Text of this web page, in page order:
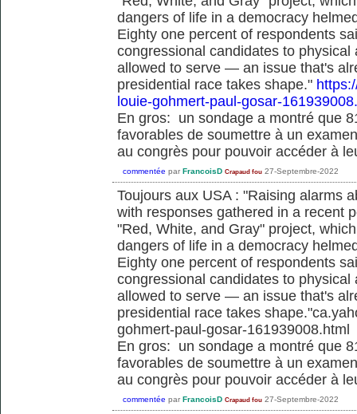
dangers of life in a democracy
Eighty one percent of respondents
congressional candidates to
allowed to serve — an issue that's
presidential race takes shape."
louie-gohmert-paul-gosar-
En gros: un sondage a montré que
favorables de soumettre à un
au congrès pour pouvoir accéder à
commentée par FrancoisD Crapaud fou 27-Septembre-2022
Toujours aux USA : "Raising alarms
with responses gathered in a recent
"Red, White, and Gray" project,
dangers of life in a democracy
Eighty one percent of respondents
congressional candidates to
allowed to serve — an issue that's
presidential race takes
gohmert-paul-gosar-161939008.html
En gros: un sondage a montré que
favorables de soumettre à un
au congrès pour pouvoir accéder à
commentée par FrancoisD Crapaud fou 27-Septembre-2022